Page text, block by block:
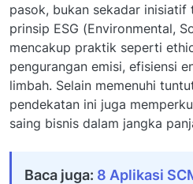
pasok, bukan sekadar inisiatif
prinsip ESG (Environmental,
mencakup praktik seperti
pengurangan emisi, efisiensi
limbah. Selain memenuhi
pendekatan ini juga
saing bisnis dalam jangka
Baca juga: 8 Aplikasi